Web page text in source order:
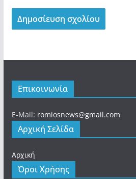
Επικοινωνία
E-Mail: romiosnews@gmail.com
Αρχική Σελίδα
Αρχική
Όροι Χρήσης